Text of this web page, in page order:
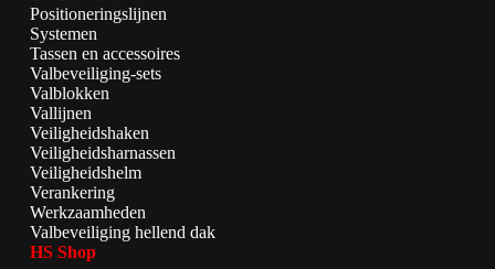
Positioneringslijnen
Systemen
Tassen en accessoires
Valbeveiliging-sets
Valblokken
Vallijnen
Veiligheidshaken
Veiligheidsharnassen
Veiligheidshelm
Verankering
Werkzaamheden
Valbeveiliging hellend dak
HS Shop